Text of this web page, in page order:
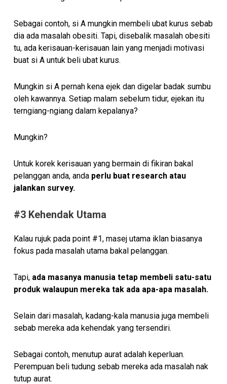
Sebagai contoh, si A mungkin membeli ubat kurus sebab
dia ada masalah obesiti. Tapi, disebalik masalah obesiti
tu, ada kerisauan-kerisauan lain yang menjadi motivasi
buat si A untuk beli ubat kurus.
Mungkin si A pernah kena ejek dan digelar badak sumbu
oleh kawannya. Setiap malam sebelum tidur, ejekan itu
terngiang-ngiang dalam kepalanya?
Mungkin?
Untuk korek kerisauan yang bermain di fikiran bakal
pelanggan anda, anda perlu buat research atau
jalankan survey.
#3 Kehendak Utama
Kalau rujuk pada point #1, masej utama iklan biasanya
fokus pada masalah utama bakal pelanggan.
Tapi, ada masanya manusia tetap membeli satu-satu
produk walaupun mereka tak ada apa-apa masalah.
Selain dari masalah, kadang-kala manusia juga membeli
sebab mereka ada kehendak yang tersendiri.
Sebagai contoh, menutup aurat adalah keperluan.
Perempuan beli tudung sebab mereka ada masalah nak
tutup aurat.